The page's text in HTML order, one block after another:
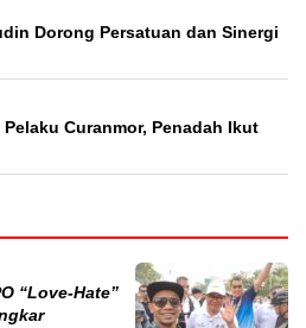
Dorong Persatuan dan Sinergi
Curanmor, Penadah Ikut
“Love-Hate”